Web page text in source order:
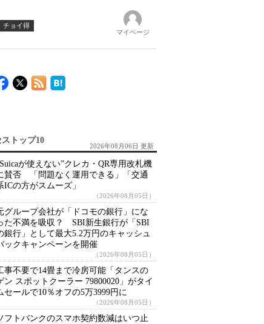
チョイ得
マイページ
ストップ10
2026年08月06日 更新
が使えない”クレカ・QR専用改札機
賛否 「問題なく運用できる」「交通
ICの方がスムーズ」
（2026年08月05日）
グループ会社が「ドコモの銀行」にな
た不満を吸収？ SBI新生銀行が「SBI
銀行」として最大5.2万円のキャッシュ
ックキャンペーンを開催
（2026年08月05日）
事不要で14畳まで冷房可能「タンスの
ン スポットクーラー 79800020」がタイ
セールで10％オフの5万3999円に
（2026年08月05日）
フトバンクのスマホ契約数減はいつ止